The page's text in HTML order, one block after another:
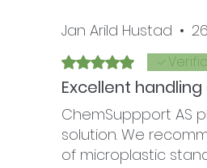
Jan Arild Hustad •
Valutazione 5 stelle su 5.
Excellent
ChemSuppport AS
solution. We
of microplastic